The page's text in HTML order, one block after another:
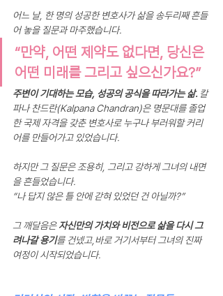
어느 날, 한 명의 성공한 변호사가 삶을 송두리째 흔들
어 놓을 질문과 마주했습니다.
“만약, 어떤 제약도 없다면, 당신은
어떤 미래를 그리고 싶으신가요?”
주변이 기대하는 모습, 성공의 공식을 따라가는 삶. 칼
파나 찬드란(Kalpana Chandran)은 명문대를 졸업
한 국제 자격을 갖춘 변호사로 누구나 부러워할 커리
어를 만들어가고 있었습니다.
하지만 그 질문은 조용히, 그리고 강하게 그녀의 내면
을 흔들었습니다.
“나 답지 않은 틀 안에 갇혀 있었던 건 아닐까?”
그 깨달음은 자신만의 가치와 비전으로 삶을 다시 그
려나갈 용기를 건넸고,바로 거기서부터 그녀의 진짜
여정이 시작되었습니다.